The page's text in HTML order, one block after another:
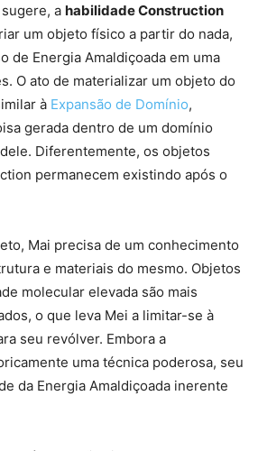
a habilidade Construction
um objeto físico a partir do nada,
de Energia Amaldiçoada em uma
O ato de materializar um objeto do
à Expansão de Domínio,
gerada dentro de um domínio
Diferentemente, os objetos
permanecem existindo após o
Mai precisa de um conhecimento
e materiais do mesmo. Objetos
molecular elevada são mais
o que leva Mei a limitar-se à
seu revólver. Embora a
uma técnica poderosa, seu
da Energia Amaldiçoada inerente